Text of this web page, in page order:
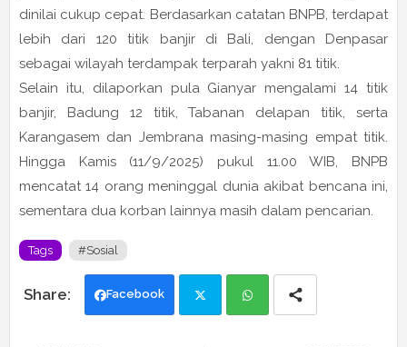
dinilai cukup cepat. Berdasarkan catatan BNPB, terdapat
lebih dari 120 titik banjir di Bali, dengan Denpasar
sebagai wilayah terdampak terparah yakni 81 titik.
Selain itu, dilaporkan pula Gianyar mengalami 14 titik
banjir, Badung 12 titik, Tabanan delapan titik, serta
Karangasem dan Jembrana masing-masing empat titik.
Hingga Kamis (11/9/2025) pukul 11.00 WIB, BNPB
mencatat 14 orang meninggal dunia akibat bencana ini,
sementara dua korban lainnya masih dalam pencarian.
Tags #Sosial
Facebook